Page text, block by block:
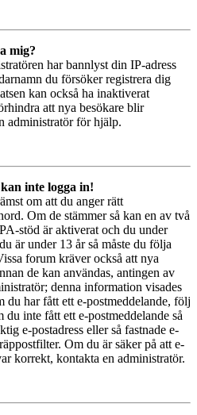
mig?
har bannlyst din IP-adress
du försöker registrera dig
kan också ha inaktiverat
att nya besökare blir
administratör för hjälp.
inte logga in!
om att du anger rätt
Om de stämmer så kan en av två
stöd är aktiverat och du under
är under 13 år så måste du följa
forum kräver också att nya
de kan användas, antingen av
denna information visades
du har fått ett e-postmeddelande, följ
inte fått ett e-postmeddelande så
e-postadress eller så fastnade e-
Om du är säker på att e-
korrekt, kontakta en administratör.